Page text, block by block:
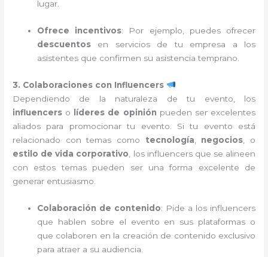
lugar.
Ofrece incentivos: Por ejemplo, puedes ofrecer
descuentos en servicios de tu empresa a los
asistentes que confirmen su asistencia temprano.
3. Colaboraciones con Influencers
Dependiendo de la naturaleza de tu evento, los
influencers o líderes de opinión pueden ser excelentes
aliados para promocionar tu evento. Si tu evento está
relacionado con temas como tecnología negocios , o
estilo de vida corporativo , los influencers que se alineen
con estos temas pueden ser una forma excelente de
generar entusiasmo.
Colaboración de contenido: Pide a los influencers
que hablen sobre el evento en sus plataformas o
que colaboren en la creación de contenido exclusivo
para atraer a su audiencia.